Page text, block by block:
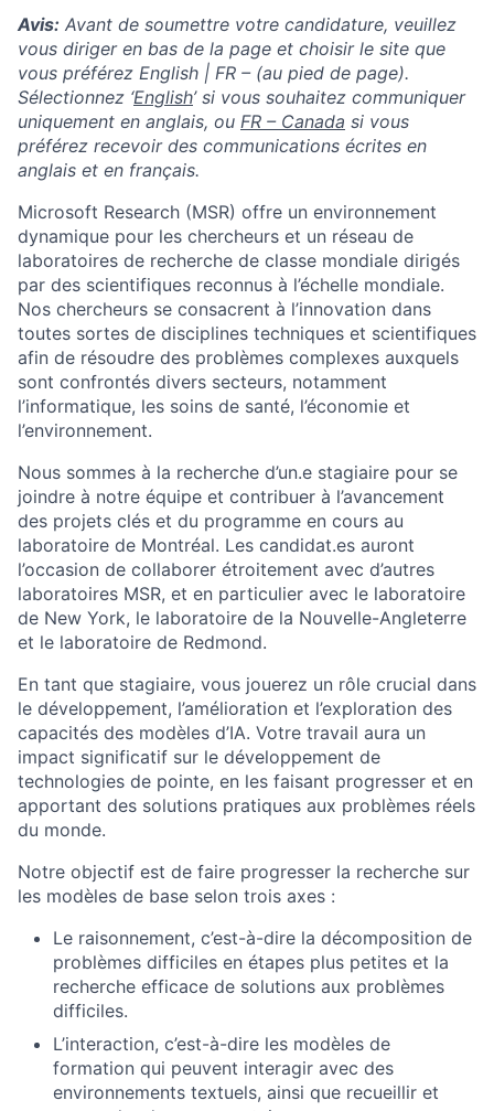
Avis: Avant de soumettre votre candidature, veuillez
vous diriger en bas de la page et choisir le site que
vous préférez English | FR – (au pied de page).
Sélectionnez ‘English’ si vous souhaitez communiquer
uniquement en anglais, ou FR – Canada si vous
préférez recevoir des communications écrites en
anglais et en français.
Microsoft Research (MSR) offre un environnement
dynamique pour les chercheurs et un réseau de
laboratoires de recherche de classe mondiale dirigés
par des scientifiques reconnus à l’échelle mondiale.
Nos chercheurs se consacrent à l’innovation dans
toutes sortes de disciplines techniques et scientifiques
afin de résoudre des problèmes complexes auxquels
sont confrontés divers secteurs, notamment
l’informatique, les soins de santé, l’économie et
l’environnement.
Nous sommes à la recherche d’un.e stagiaire pour se
joindre à notre équipe et contribuer à l’avancement
des projets clés et du programme en cours au
laboratoire de Montréal. Les candidat.es auront
l’occasion de collaborer étroitement avec d’autres
laboratoires MSR, et en particulier avec le laboratoire
de New York, le laboratoire de la Nouvelle-Angleterre
et le laboratoire de Redmond.
En tant que stagiaire, vous jouerez un rôle crucial dans
le développement, l’amélioration et l’exploration des
capacités des modèles d’IA. Votre travail aura un
impact significatif sur le développement de
technologies de pointe, en les faisant progresser et en
apportant des solutions pratiques aux problèmes réels
du monde.
Notre objectif est de faire progresser la recherche sur
les modèles de base selon trois axes :
Le raisonnement, c’est-à-dire la décomposition de
problèmes difficiles en étapes plus petites et la
recherche efficace de solutions aux problèmes
difficiles.
L’interaction, c’est-à-dire les modèles de
formation qui peuvent interagir avec des
environnements textuels, ainsi que recueillir et